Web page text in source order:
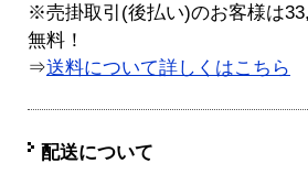
※売掛取引(後払い)のお客様は
無料！
⇒送料について詳しくはこちら
配送について